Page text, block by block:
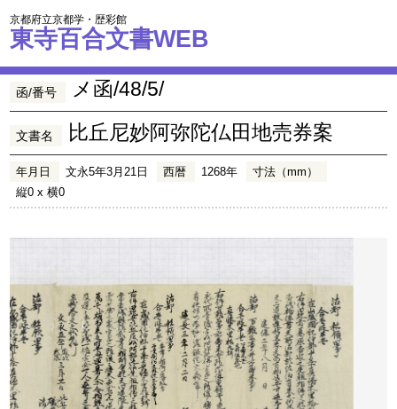
京都府立京都学・歴彩館
東寺百合文書WEB
函/番号 メ函/48/5/
文書名 比丘尼妙阿弥陀仏田地売券案
年月日 文永5年3月21日 西暦 1268年
寸法（mm）
縦0 x 横0